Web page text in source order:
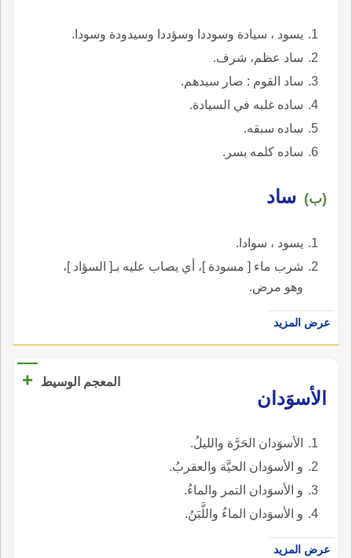
يسود ، سيادة وسوددا وسؤددا وسيدودة وسودا.
ساد عظم، شرف.
ساد القوم : صار سيدهم.
ساده غلبه في السيادة.
ساده سبقه.
ساده كلمه بسر.
(ب) ساد
يسود ، سوادا.
شرب ماء [ مسودة ]، أي يصاب عليه بـ[ السؤاد ]،
وهو مرض.
عرض المزيد
المعجم الوسيط
+
الأسوَدان
الأسوَدان الحَرَّة والليلُ.
و الأسوَدان الحيَّة والعقربُ.
و الأسوَدان التمر والماءُ.
و الأسوَدان الماءُ واللَّبَنُ.
عرض المزيد